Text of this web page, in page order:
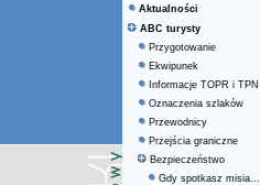
Aktualności
ABC turysty
Przygotowanie
Ekwipunek
Informacje TOPR i TPN
Oznaczenia szlaków
Przewodnicy
Przejścia graniczne
Bezpieczeństwo
Gdy spotkasz misia...